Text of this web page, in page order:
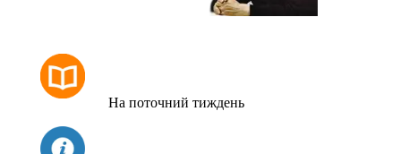
На поточний тиждень